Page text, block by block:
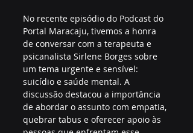
No recente episódio do Podcast do
Portal Maracaju, tivemos a honra
de conversar com a terapeuta e
psicanalista Sirlene Borges sobre
um tema urgente e sensível:
suicídio e saúde mental. A
discussão destacou a importância
de abordar o assunto com empatia,
quebrar tabus e oferecer apoio às